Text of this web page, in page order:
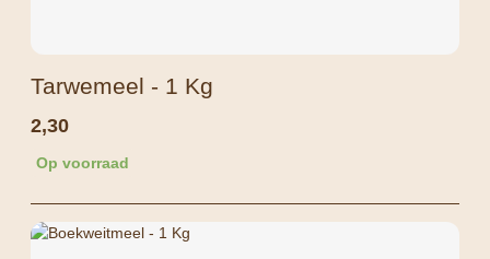
Tarwemeel - 1 Kg
2,30
Op voorraad